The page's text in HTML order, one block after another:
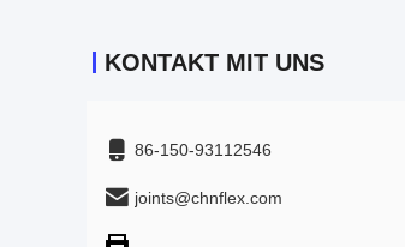
KONTAKT MIT UNS
86-150-93112546
joints@chnflex.com